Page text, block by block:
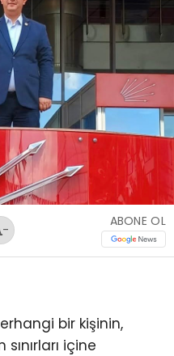
-
ABONE OL
bir kişinin,
içine